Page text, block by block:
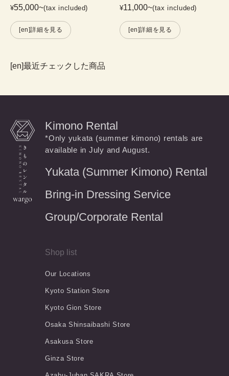
¥55,000~(tax included)
[en]詳細を見る
¥11,000~(tax included)
[en]詳細を見る
[en]最近チェックした商品
Kimono Rental
*Only yukata (summer kimono) rentals are
available in July and August.
Yukata (Summer Kimono) Rental
Bring-in Dressing Service
Group/Corporate Rental
Shop list
Our Locations
Kyoto Station Store
Kyoto Gion Store
Osaka Shinsaibashi Store
Asakusa Store
Ginza Store